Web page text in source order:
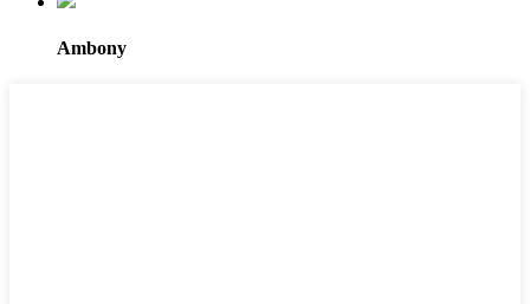
Ambony